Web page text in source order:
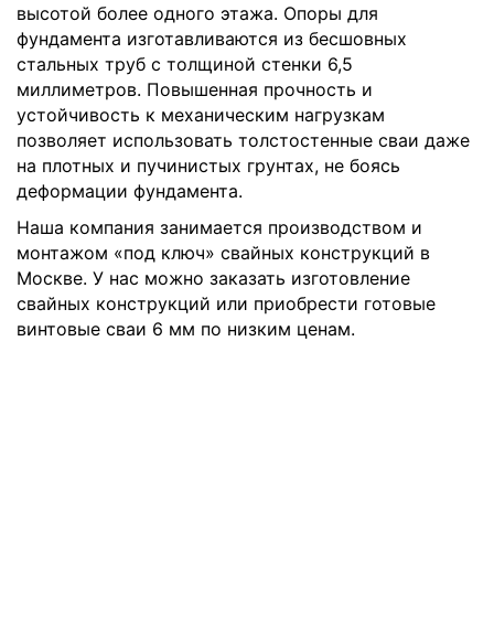
высотой более одного этажа. Опоры для
фундамента изготавливаются из бесшовных
стальных труб с толщиной стенки 6,5
миллиметров. Повышенная прочность и
устойчивость к механическим нагрузкам
позволяет использовать толстостенные сваи даже
на плотных и пучинистых грунтах, не боясь
деформации фундамента.
Наша компания занимается производством и
монтажом «под ключ» свайных конструкций в
Москве. У нас можно заказать изготовление
свайных конструкций или приобрести готовые
винтовые сваи 6 мм по низким ценам.